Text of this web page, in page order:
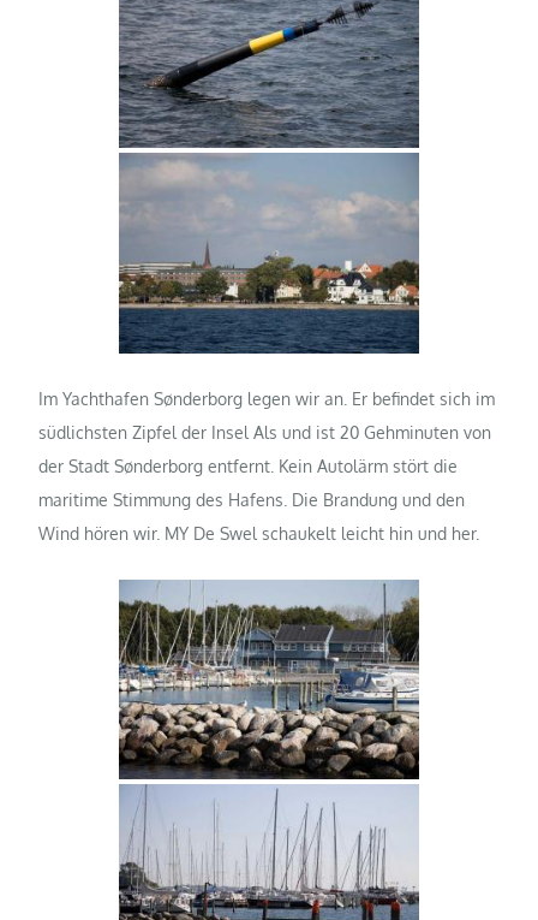
Im Yachthafen Sønderborg legen wir an. Er befindet sich im
südlichsten Zipfel der Insel Als und ist 20 Gehminuten von
der Stadt Sønderborg entfernt. Kein Autolärm stört die
maritime Stimmung des Hafens. Die Brandung und den
Wind hören wir. MY De Swel schaukelt leicht hin und her.